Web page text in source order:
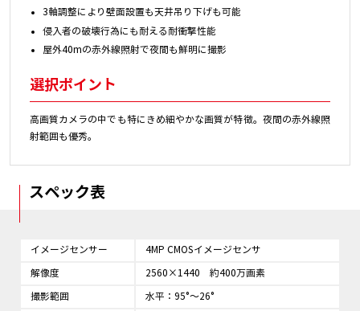
3軸調整により壁面設置も天井吊り下げも可能
侵入者の破壊行為にも耐える耐衝撃性能
屋外40mの赤外線照射で夜間も鮮明に撮影
選択ポイント
高画質カメラの中でも特にきめ細やかな画質が特徴。夜間の赤外線照
射範囲も優秀。
スペック表
イメージセンサー 4MP CMOSイメージセンサ
解像度 2560×1440 約400万画素
撮影範囲 水平：95°～26°